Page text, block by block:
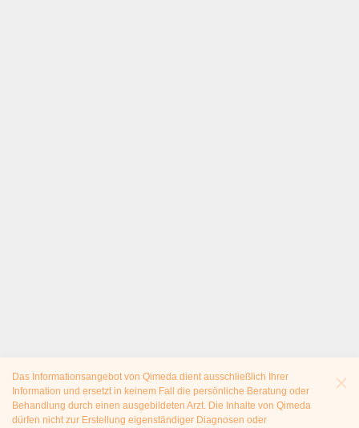
Das Informationsangebot von Qimeda dient ausschließlich Ihrer
Information und ersetzt in keinem Fall die persönliche Beratung oder
Behandlung durch einen ausgebildeten Arzt. Die Inhalte von Qimeda
dürfen nicht zur Erstellung eigenständiger Diagnosen oder